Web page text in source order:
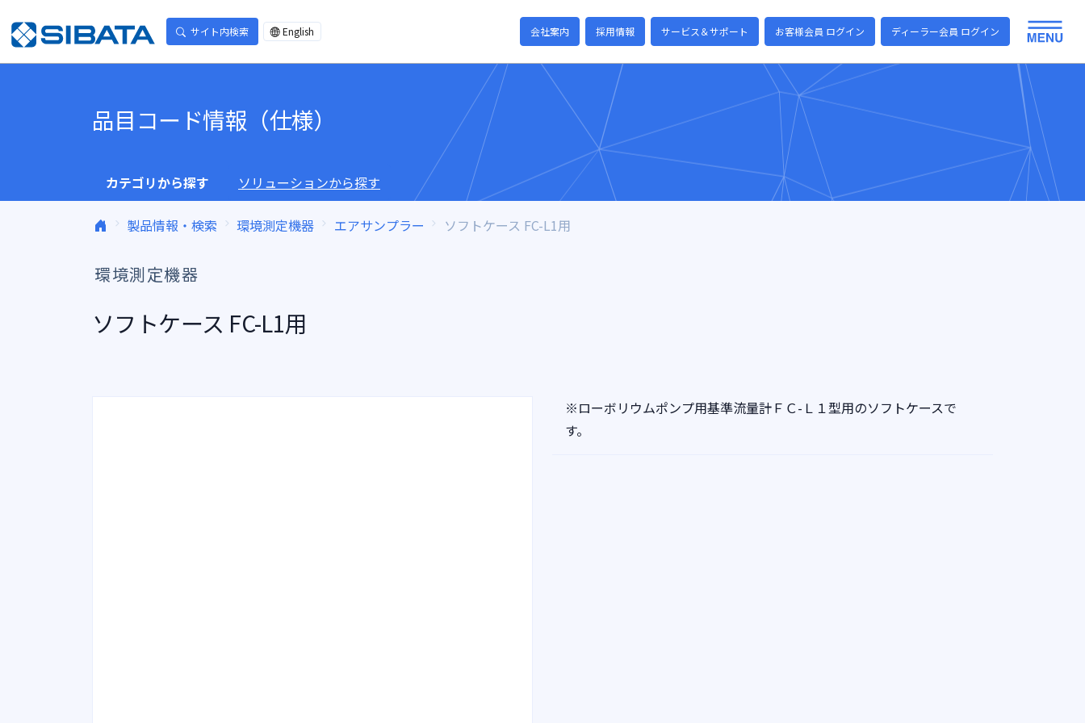
サイト内検索 English 会社案内 採用情報 サービス＆サポート お客様会員 ログイン ディーラー会員 ログイン
品目コード情報（仕様）
カテゴリから探す ソリューションから探す
製品情報・検索 環境測定機器 エアサンプラー ソフトケース FC-L1用
環境測定機器
ソフトケース FC-L1用
※ローボリウムポンプ用基準流量計ＦＣ-Ｌ１型用のソフトケースで
す。